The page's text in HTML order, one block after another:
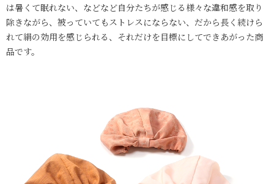
は暑くて眠れない、などなど自分たちが感じる様々な違和感を取り
除きながら、被っていてもストレスにならない、だから長く続けら
れて絹の効用を感じられる、それだけを目標にしてできあがった商
品です。